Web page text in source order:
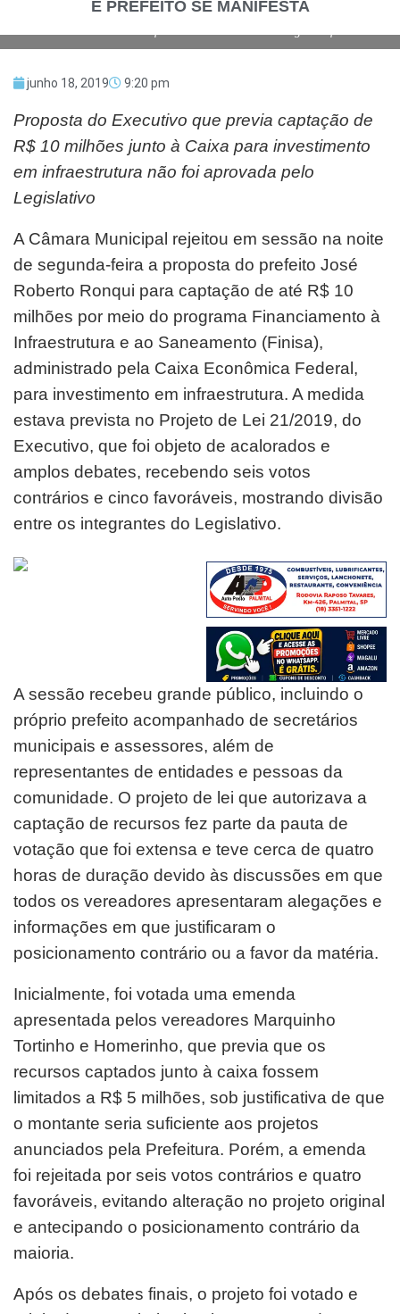
E PREFEITO SE MANIFESTA
junho 18, 2019 9:20 pm
Proposta do Executivo que previa captação de
R$ 10 milhões junto à Caixa para investimento
em infraestrutura não foi aprovada pelo
Legislativo
A Câmara Municipal rejeitou em sessão na noite
de segunda-feira a proposta do prefeito José
Roberto Ronqui para captação de até R$ 10
milhões por meio do programa Financiamento à
Infraestrutura e ao Saneamento (Finisa),
administrado pela Caixa Econômica Federal,
para investimento em infraestrutura. A medida
estava prevista no Projeto de Lei 21/2019, do
Executivo, que foi objeto de acalorados e
amplos debates, recebendo seis votos
contrários e cinco favoráveis, mostrando divisão
entre os integrantes do Legislativo.
A sessão recebeu grande público, incluindo o
próprio prefeito acompanhado de secretários
municipais e assessores, além de
representantes de entidades e pessoas da
comunidade. O projeto de lei que autorizava a
captação de recursos fez parte da pauta de
votação que foi extensa e teve cerca de quatro
horas de duração devido às discussões em que
todos os vereadores apresentaram alegações e
informações em que justificaram o
posicionamento contrário ou a favor da matéria.
Inicialmente, foi votada uma emenda
apresentada pelos vereadores Marquinho
Tortinho e Homerinho, que previa que os
recursos captados junto à caixa fossem
limitados a R$ 5 milhões, sob justificativa de que
o montante seria suficiente aos projetos
anunciados pela Prefeitura. Porém, a emenda
foi rejeitada por seis votos contrários e quatro
favoráveis, evitando alteração no projeto original
e antecipando o posicionamento contrário da
maioria.
Após os debates finais, o projeto foi votado e